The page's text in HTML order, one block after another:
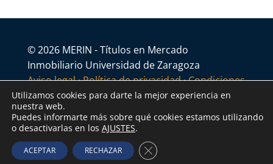
© 2026 MERIN - Títulos en Mercado
Inmobiliario Universidad de Zaragoza
Aviso legal·Política de privacidad·Condiciones
generales
Utilizamos cookies para darte la mejor experiencia en
nuestra web.
Puedes informarte más sobre qué cookies estamos utilizando
o desactivarlas en los AJUSTES.
ACEPTAR RECHAZAR Cerrar el banner de cookies